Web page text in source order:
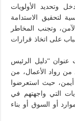
وتحديد الأولويات
لتحقيق الاستدامة
وتجنب المخاطر
على اتخاذ قرارات
“دليل الرئيس
من رواد الأعمال، من
حيث استعرضوا
التي واجهتهم في
أو السوق أو بناء